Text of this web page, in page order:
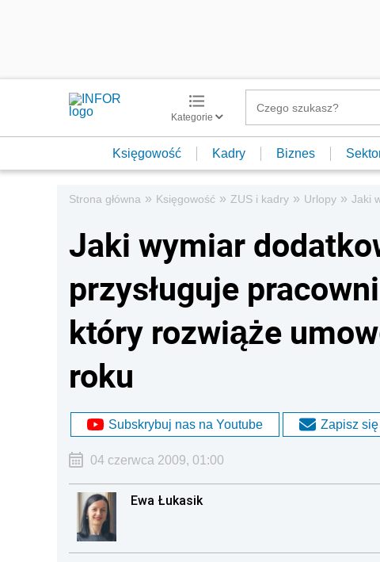
Kategorie
Księgowość Kadry Biznes
Strona główna » Księgowość » ZUS i kadry » Urlopy » Jaki
Jaki wymiar
przysługuje
który rozwiąże
roku
Subskrybuj nas na Youtube Zapisz
04 czerwca 2009, 01:00
Ewa Łukasik